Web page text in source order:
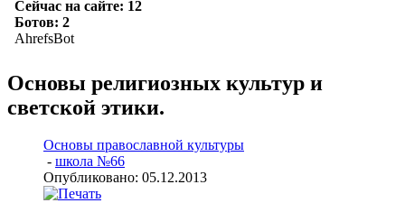
Основы религиозных культур и
светской этики.
Основы православной культуры
- школа №66
Опубликовано: 05.12.2013